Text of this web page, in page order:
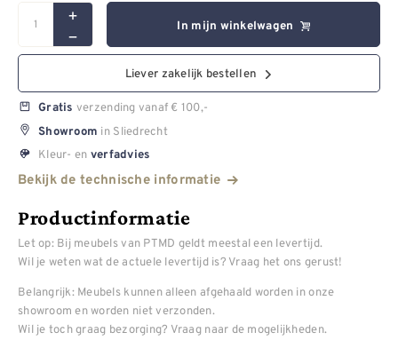
In mijn winkelwagen
Liever zakelijk bestellen
Gratis verzending vanaf € 100,-
Showroom in Sliedrecht
Kleur- en verfadvies
Bekijk de technische informatie
Productinformatie
Let op: Bij meubels van PTMD geldt meestal een levertijd.
Wil je weten wat de actuele levertijd is? Vraag het ons gerust!
Belangrijk: Meubels kunnen alleen afgehaald worden in onze
showroom en worden niet verzonden.
Wil je toch graag bezorging? Vraag naar de mogelijkheden.